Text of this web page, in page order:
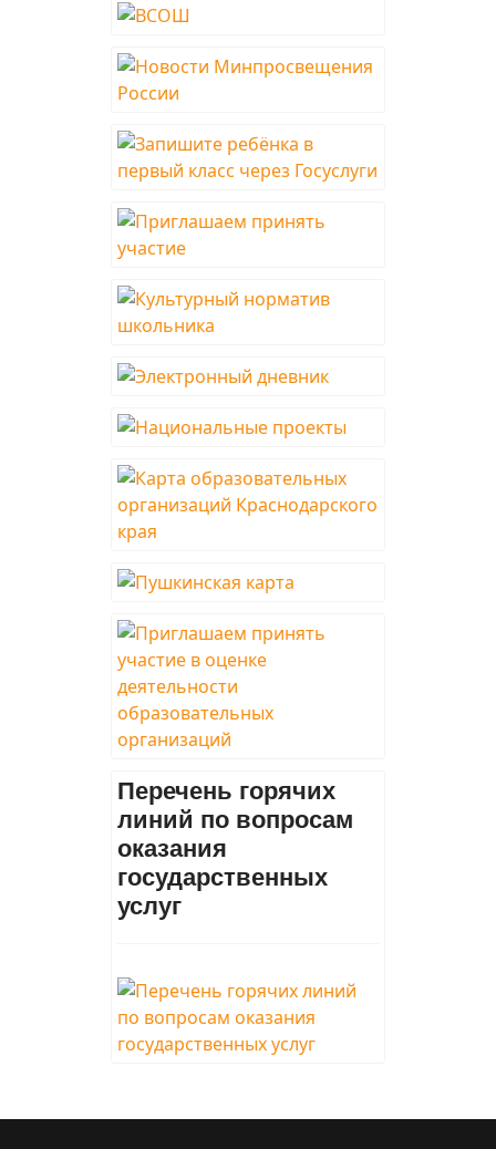
Перечень горячих
линий по вопросам
оказания
государственных
услуг